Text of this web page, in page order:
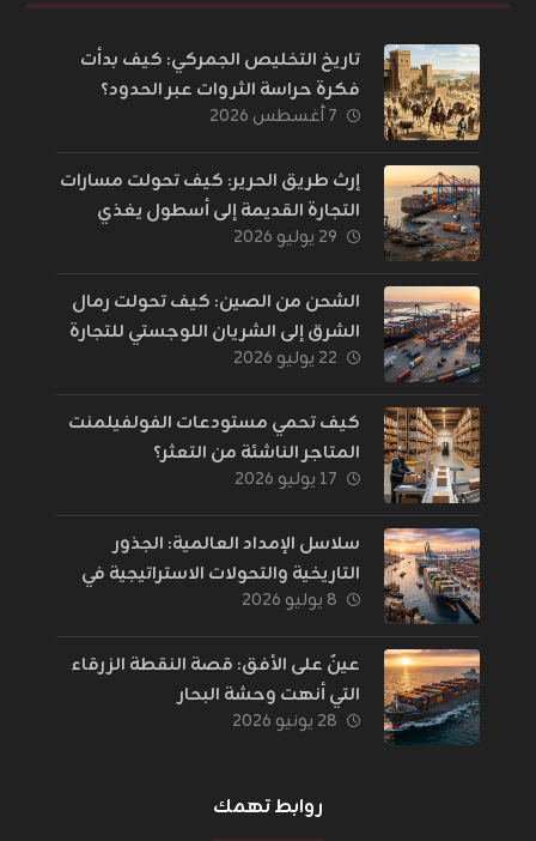
تاريخ التخليص الجمركي: كيف بدأت
فكرة حراسة الثروات عبر الحدود؟
٧ أغسطس ٢٠٢٦
إرث طريق الحرير: كيف تحولت مسارات
التجارة القديمة إلى أسطول يغذي
العالم؟
٢٩ يوليو ٢٠٢٦
الشحن من الصين: كيف تحولت رمال
الشرق إلى الشريان اللوجستي للتجارة
الإلكترونية؟
٢٢ يوليو ٢٠٢٦
كيف تحمي مستودعات الفولفيلمنت
المتاجر الناشئة من التعثر؟
١٧ يوليو ٢٠٢٦
سلاسل الإمداد العالمية: الجذور
التاريخية والتحولات الاستراتيجية في
إدارة اللوجستيات
٨ يوليو ٢٠٢٦
عينٌ على الأفق: قصة النقطة الزرقاء
التي أنهت وحشة البحار
٢٨ يونيو ٢٠٢٦
روابط تهمك